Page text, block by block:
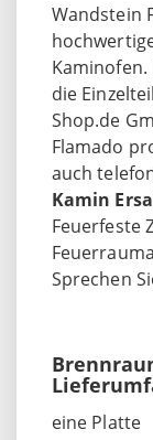
Wandstein
Kaminofen.
die
Shop.de
Flamado
auch
Kamin
Feuerfeste
Sprechen
eine Platte